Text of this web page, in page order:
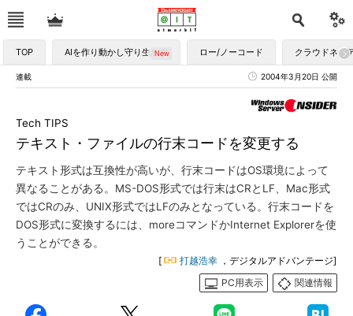
TOP AIを作り動かし守り生かす ロー/ノーコード クラウドネイ
連載 2004年3月20日 公開
テキスト・ファイルの行末コードを変更する
Tech TIPS
テキスト形式は互換性が高いが、行末コードはOS環境によって
異なることがある。MS-DOS形式では行末はCRとLF、Mac形式
ではCRのみ、UNIX形式ではLFのみとなっている。行末コードを
DOS形式に変換するには、moreコマンドかInternet Explorerを使
うことができる。
[ 打越浩幸 ，デジタルアドバンテージ]
PC用表示
関連情報